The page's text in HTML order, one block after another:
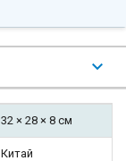
32 × 28 × 8 см
Китай